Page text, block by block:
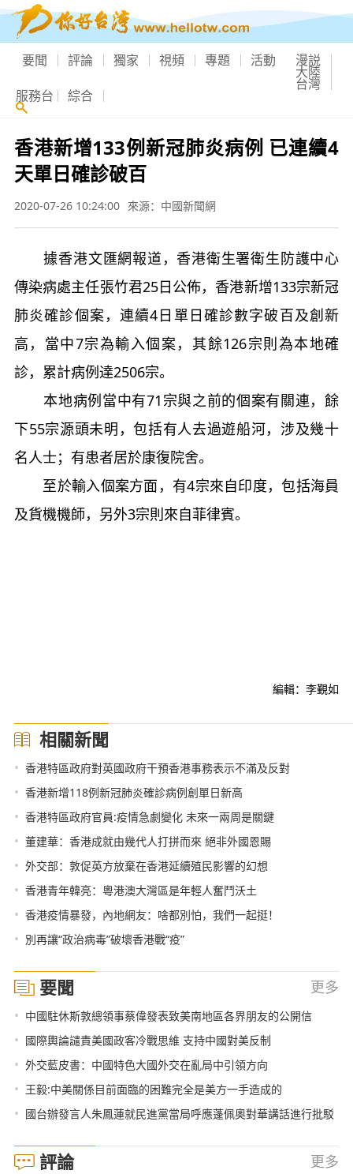
要聞 評論 獨家 視頻 專題 活動 漫説
大陸
台灣
服務台 綜合
香港新增133例新冠肺炎病例 已連續4
天單日確診破百
2020-07-26 10:24:00 來源：中國新聞網
據香港文匯網報道，香港衛生署衛生防護中心
傳染病處主任張竹君25日公佈，香港新增133宗新冠
肺炎確診個案，連續4日單日確診數字破百及創新
高，當中7宗為輸入個案，其餘126宗則為本地確
診，累計病例達2506宗。
本地病例當中有71宗與之前的個案有關連，餘
下55宗源頭未明，包括有人去過遊船河，涉及幾十
名人士；有患者居於康復院舍。
至於輸入個案方面，有4宗來自印度，包括海員
及貨機機師，另外3宗則來自菲律賓。
編輯：李覲如
相關新聞
• 香港特區政府對英國政府干預香港事務表示不滿及反對
• 香港新增118例新冠肺炎確診病例創單日新高
• 香港特區政府官員:疫情急劇變化 未來一兩周是關鍵
• 董建華：香港成就由幾代人打拼而來 絕非外國恩賜
• 外交部：敦促英方放棄在香港延續殖民影響的幻想
• 香港青年韓亮：粵港澳大灣區是年輕人奮鬥沃土
• 香港疫情暴發，內地網友：啥都別怕，我們一起挺！
• 別再讓“政治病毒”破壞香港戰“疫”
要聞 更多
• 中國駐休斯敦總領事蔡偉發表致美南地區各界朋友的公開信
• 國際輿論譴責美國政客冷戰思維 支持中國對美反制
• 外交藍皮書：中國特色大國外交在亂局中引領方向
• 王毅:中美關係目前面臨的困難完全是美方一手造成的
• 國台辦發言人朱鳳蓮就民進黨當局呼應蓬佩奧對華講話進行批駁
評論 更多